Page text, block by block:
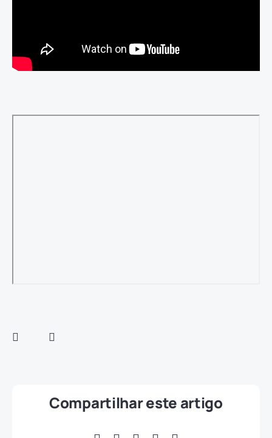
Compartilhar este artigo